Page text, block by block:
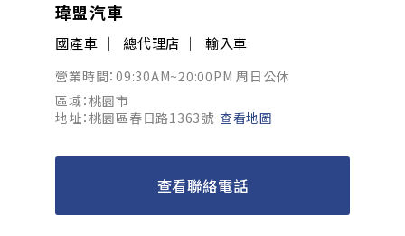
瑋盟汽車
國產車 總代理店 輸入車
營業時間：09:30AM~20:00PM 周日公休
區域：桃園市
地址：桃園區春日路1363號 查看地圖
查看聯絡電話